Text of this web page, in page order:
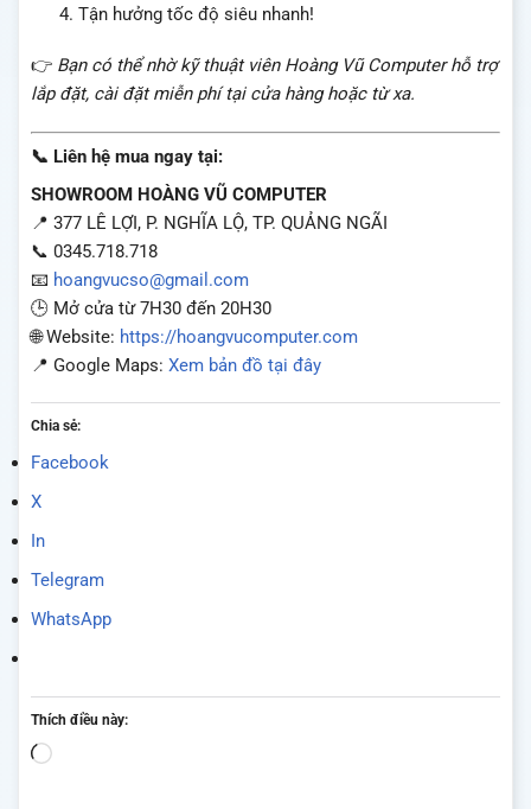
Tận hưởng tốc độ siêu nhanh!
👉 Bạn có thể nhờ kỹ thuật viên Hoàng Vũ Computer hỗ trợ
lắp đặt, cài đặt miễn phí tại cửa hàng hoặc từ xa.
📞 Liên hệ mua ngay tại:
SHOWROOM HOÀNG VŨ COMPUTER
📍 377 LÊ LỢI, P. NGHĨA LỘ, TP. QUẢNG NGÃI
📞 0345.718.718
📧 hoangvucso@gmail.com
🕒 Mở cửa từ 7H30 đến 20H30
🌐 Website: https://hoangvucomputer.com
📍 Google Maps: Xem bản đồ tại đây
Chia sẻ:
Facebook
X
In
Telegram
WhatsApp
Thích điều này: